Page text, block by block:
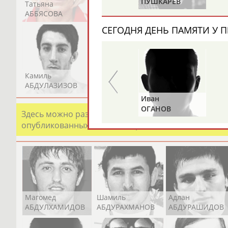
Татьяна
АББЯСОВА
Артур
Камиль
АБДУЛАЗИЗОВ
Загалав
АБДУЛБЕКОВ
Камалудин
АБДУЛДАУДОВ
Здесь можно разместить информацию о хорошо
опубликованных записях. Страна должна знать
Магомед
АБДУЛХАМИДОВ
Шамиль
АБДУРАХМАНОВ
Адлан
АБДУРАШИДОВ
СЕГОДНЯ ДЕНЬ ПАМЯТИ У
Альгирдас
Иван
ОГАНОВ